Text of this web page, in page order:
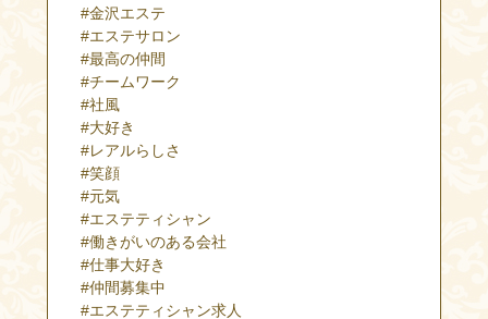
#金沢エステ
#エステサロン
#最高の仲間
#チームワーク
#社風
#大好き
#レアルらしさ
#笑顔
#元気
#エステティシャン
#働きがいのある会社
#仕事大好き
#仲間募集中
#エステティシャン求人